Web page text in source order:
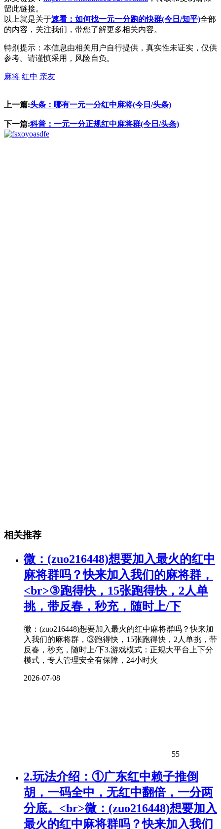
留此链接。
以上就是关于速看：如何找一元一分跑的快群(今日/知乎)全部
的内容，关注我们，带您了解更多相关内容。
特别提示：本信息由相关用户自行提供，真实性未证实，仅供
参考。请谨慎采用，风险自负。
麻将 红中 亲友
上一篇:头条：哪有一元一分红中麻将(今日/头条)
下一篇:科普：一元一分正规红中麻将群(今日/头条)
asdfe
相关推荐
微：(zuo216448)想要加入最火的红中
麻将群吗？快来加入我们的麻将群，
<br>③跑得快，15张跑得快，2人单
挑，带反春，秒充，随时上/下
微：(zuo216448)想要加入最火的红中麻将群吗？快来加
入我们的麻将群，③跑得快，15张跑得快，2人单挑，带
反春，秒充，随时上/下3.游戏模式：正规大平台上下分
模式，专人管理安全有保障，24小时火
2026-07-08
55
2.玩法介绍：①广东红中赖子推倒
胡，一码全中，无红中翻倍，一分两
分底。<br>微：(zuo216448)想要加入
最火的红中麻将群吗？快来加入我们